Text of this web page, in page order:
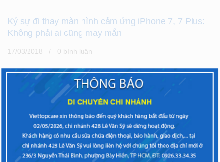
Ký sự đi thay màn hình cảm ứng iPhone 7, 7 Plus:
Không phải ai cũng may mắn
17/03/2018 0 bình luân
Thích bộ đôi iPhone 7, 7 Plus ngay từ khi mới được bày
bán, nhưng khổ nỗi không đủ tiền để « tậu về ». Mãi tới giờ
này mới có thể đưa “ẻm” về nhà và tuyệt vời biết mấy, khi
XEM THÊM